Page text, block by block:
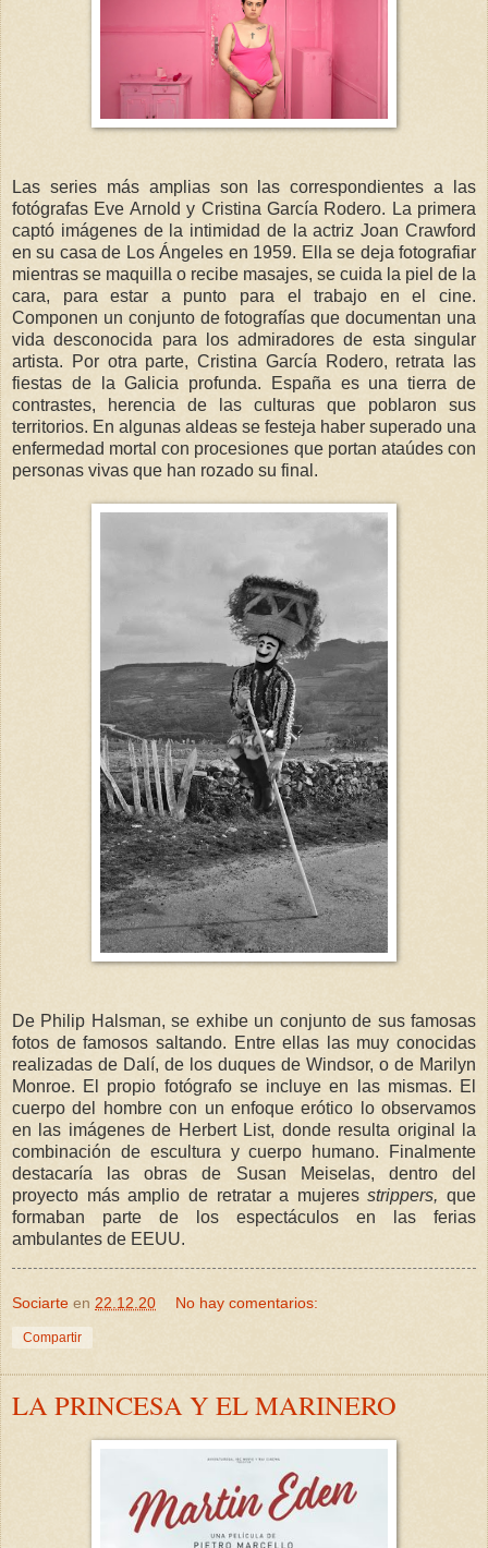
Las series más amplias son las correspondientes a las
fotógrafas Eve Arnold y Cristina García Rodero. La primera
captó imágenes de la intimidad de la actriz Joan Crawford
en su casa de Los Ángeles en 1959. Ella se deja fotografiar
mientras se maquilla o recibe masajes, se cuida la piel de la
cara, para estar a punto para el trabajo en el cine.
Componen un conjunto de fotografías que documentan una
vida desconocida para los admiradores de esta singular
artista. Por otra parte, Cristina García Rodero, retrata las
fiestas de la Galicia profunda. España es una tierra de
contrastes, herencia de las culturas que poblaron sus
territorios. En algunas aldeas se festeja haber superado una
enfermedad mortal con procesiones que portan ataúdes con
personas vivas que han rozado su final.
De Philip Halsman, se exhibe un conjunto de sus famosas
fotos de famosos saltando. Entre ellas las muy conocidas
realizadas de Dalí, de los duques de Windsor, o de Marilyn
Monroe. El propio fotógrafo se incluye en las mismas. El
cuerpo del hombre con un enfoque erótico lo observamos
en las imágenes de Herbert List, donde resulta original la
combinación de escultura y cuerpo humano. Finalmente
destacaría las obras de Susan Meiselas, dentro del
proyecto más amplio de retratar a mujeresstrippers, que
formaban parte de los espectáculos en las ferias
ambulantes de EEUU.
Sociarte en 22.12.20 No hay comentarios:
Compartir
LA PRINCESA Y EL MARINERO